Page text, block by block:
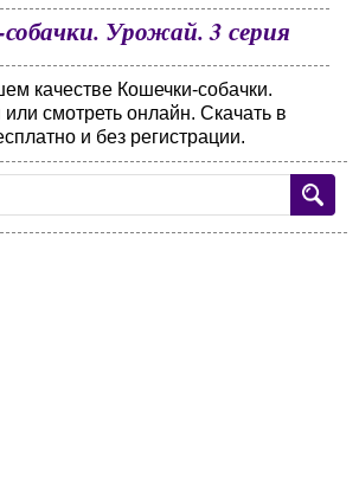
Урожай. 3 серия
качестве Кошечки-собачки.
смотреть онлайн. Скачать в
и без регистрации.